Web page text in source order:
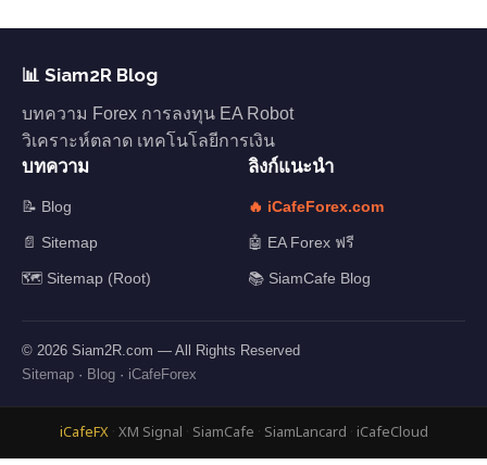
📊 Siam2R Blog
บทความ Forex การลงทุน EA Robot
วิเคราะห์ตลาด เทคโนโลยีการเงิน
บทความ
📝 Blog
📄 Sitemap
🗺️ Sitemap (Root)
ลิงก์แนะนำ
🔥 iCafeForex.com
🤖 EA Forex ฟรี
📚 SiamCafe Blog
© 2026 Siam2R.com — All Rights Reserved
Sitemap · Blog · iCafeForex
iCafeFX· XM Signal · SiamCafe · SiamLancard · iCafeCloud